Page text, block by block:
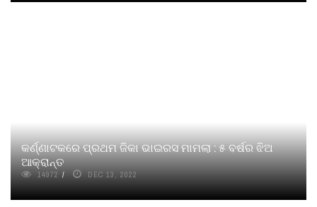
କର୍ଣ୍ଣାଟକରେ ପ୍ରଥମ ଜିକା ଭାଇରସ ମାମଲା : ୫ ବର୍ଷର ଝିଅ
ଆକ୍ରାନ୍ତ
14972 DEC 13, 2022